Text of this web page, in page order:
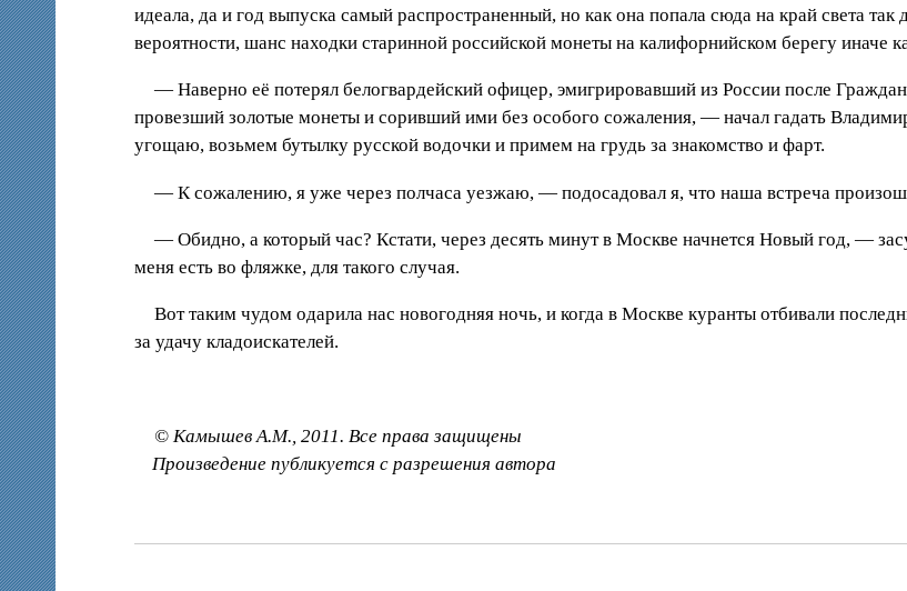
идеала, да и год выпуска самый распространенный, но как она попала сюда на край света
вероятности, шанс находки старинной российской монеты на калифорнийском берегу иначе
— Наверно её потерял белогвардейский офицер, эмигрировавший из России после
провезший золотые монеты и соривший ими без особого сожаления, — начал гадать
угощаю, возьмем бутылку русской водочки и примем на грудь за знакомство и фарт.
— К сожалению, я уже через полчаса уезжаю, — подосадовал я, что наша встреча
— Обидно, а который час? Кстати, через десять минут в Москве начнется Новый год, —
меня есть во фляжке, для такого случая.
Вот таким чудом одарила нас новогодняя ночь, и когда в Москве куранты отбивали
за удачу кладоискателей.
© Камышев А.М., 2011. Все права защищены
Произведение публикуется с разрешения автора